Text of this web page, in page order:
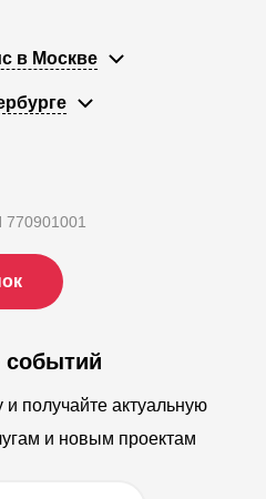
в Москве
событий
получайте актуальную
и новым проектам